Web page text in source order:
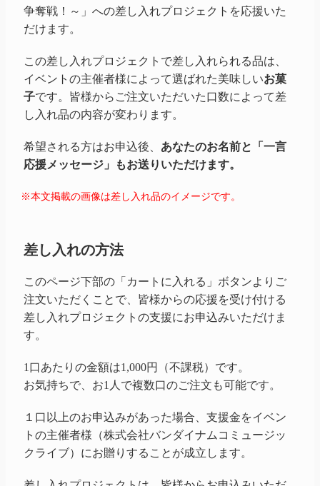
争奪戦！～」 への差し入れプロジェクトを応援いた
だけます。
この差し入れプロジェクトで差し入れられる品は、
イベントの主催者様によって選ばれた美味しいお菓
子です。皆様からご注文いただいた口数によって差
し入れ品の内容が変わります。
希望される方はお申込後、 あなたのお名前と「一言
応援メッセージ」もお送りいただけます。
※本文掲載の画像は差し入れ品のイメージです。
差し入れの方法
このページ下部の「カートに入れる」ボタンよりご
注文いただくことで、皆様からの応援を受け付ける
差し入れプロジェクトの支援にお申込みいただけま
す。
1口あたりの金額は1,000円（不課税）です。
お気持ちで、お1人で複数口のご注文も可能です。
１口以上のお申込みがあった場合、支援金をイベン
トの主催者様（株式会社バンダイナムコミュージッ
クライブ）にお贈りすることが成立します。